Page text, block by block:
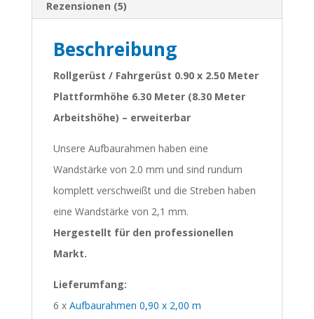
Rezensionen (5)
Beschreibung
Rollgerüst / Fahrgerüst 0.90 x 2.50 Meter
Plattformhöhe 6.30 Meter (8.30 Meter
Arbeitshöhe) – erweiterbar
Unsere Aufbaurahmen haben eine
Wandstärke von 2.0 mm und sind rundum
komplett verschweißt und die Streben haben
eine Wandstärke von 2,1 mm.
Hergestellt für den professionellen
Markt.
Lieferumfang:
6 x Aufbaurahmen 0,90 x 2,00 m